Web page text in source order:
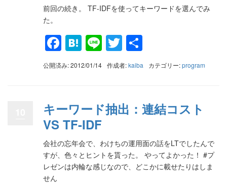
前回の続き。 TF-IDFを使ってキーワードを選んでみ
た。
Facebook
Hatena
LineTwitter
有
公開済み: 2012/01/14 作成者:kaiba カテゴリー:program
キーワード抽出：連結コスト
VS TF-IDF
会社の忘年会で、わけちの運用面の話をLTでしたんで
すが、色々とヒントを貰った。 やってよかった！ #プ
レゼンは内輪な感じなので、どこかに載せたりはしま
せん